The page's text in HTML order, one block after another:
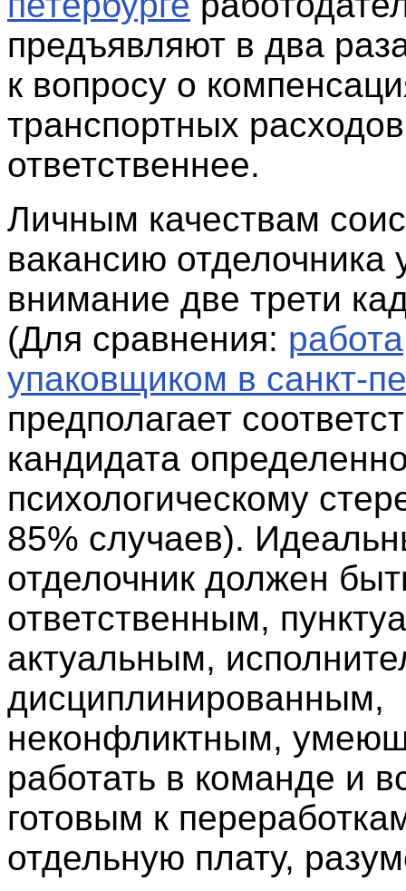
предъявляют в два
к вопросу о
транспортных
ответственнее.
Личным качествам
вакансию отделочника
внимание две трети
(Для сравнения: работа
упаковщиком в санкт-
предполагает
кандидата
психологическому
85% случаев).
отделочник должен
ответственным,
актуальным,
дисциплинированным,
неконфликтным,
работать в команде и
готовым к
отдельную плату,